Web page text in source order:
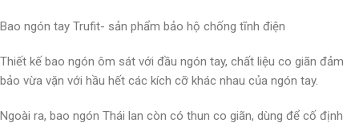
Bao ngón tay Trufit- sản phẩm bảo hộ chống tĩnh điện
Thiết kế bao ngón ôm sát với đầu ngón tay, chất liệu co giãn đảm
bảo vừa vặn với hầu hết các kích cỡ khác nhau của ngón tay.
Ngoài ra, bao ngón Thái lan còn có thun co giãn, dùng để cố định